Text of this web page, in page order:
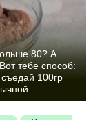
80? А
тебе способ:
100гр